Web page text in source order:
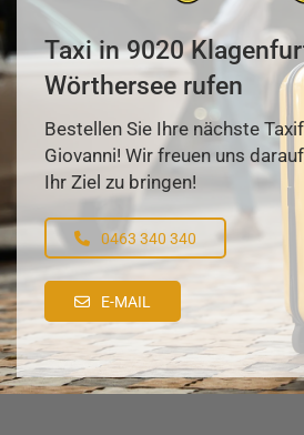
Taxi in 9020
Wörthersee rufen
Bestellen Sie Ihre nächste
Giovanni! Wir freuen uns
Ihr Ziel zu bringen!
0463 340 340
E-MAIL